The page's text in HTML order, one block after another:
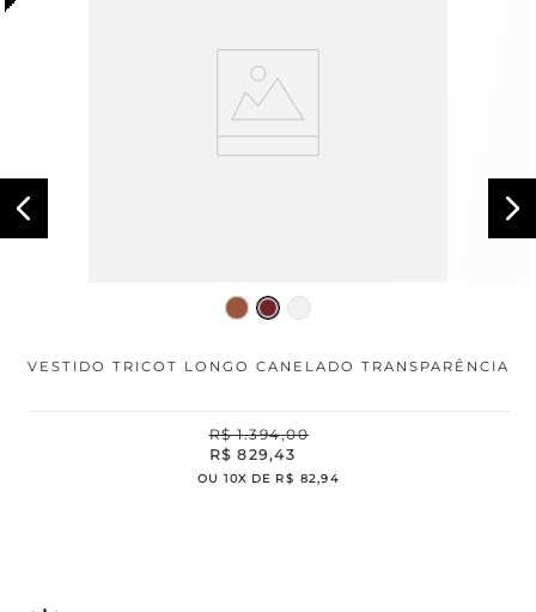
VESTIDO TRICOT LONGO CANELADO TRANSPARÊNCIA
R$ 1.394,00
R$ 829,43
OU 10X DE R$ 82 ,94